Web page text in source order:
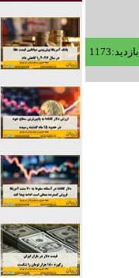
بازدید:1173